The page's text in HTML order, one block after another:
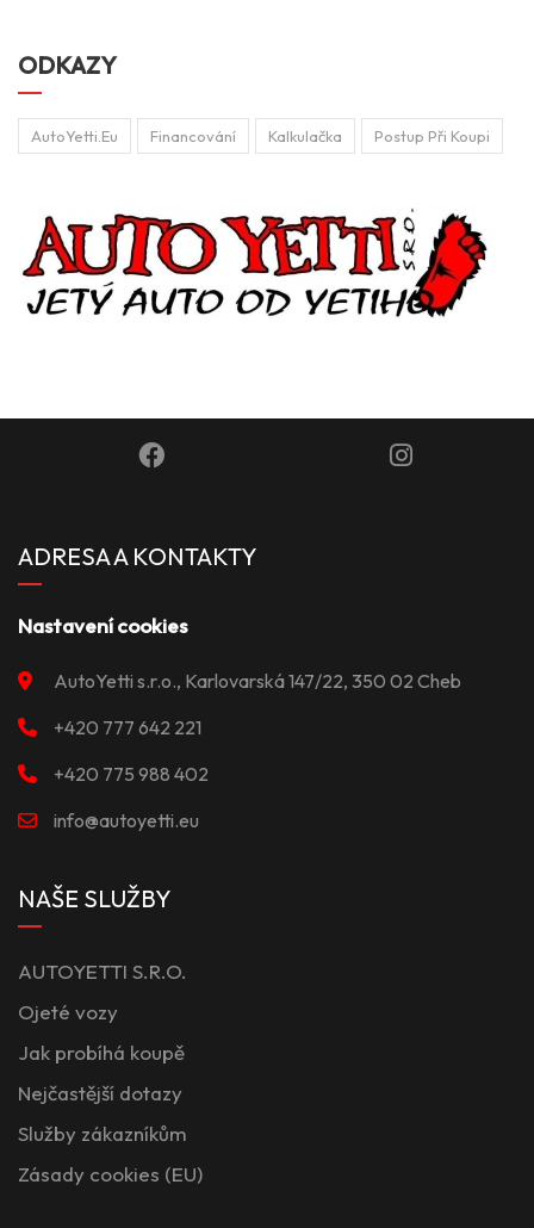
ODKAZY
AutoYetti.eu Financování Kalkulačka Postup Při Koupi
ADRESA A KONTAKTY
Nastavení cookies
AutoYetti s.r.o., Karlovarská 147/22, 350 02 Cheb
+420 777 642 221
+420 775 988 402
info@autoyetti.eu
NAŠE SLUŽBY
AUTOYETTI S.R.O.
Ojeté vozy
Jak probíhá koupě
Nejčastější dotazy
Služby zákazníkům
Zásady cookies (EU)